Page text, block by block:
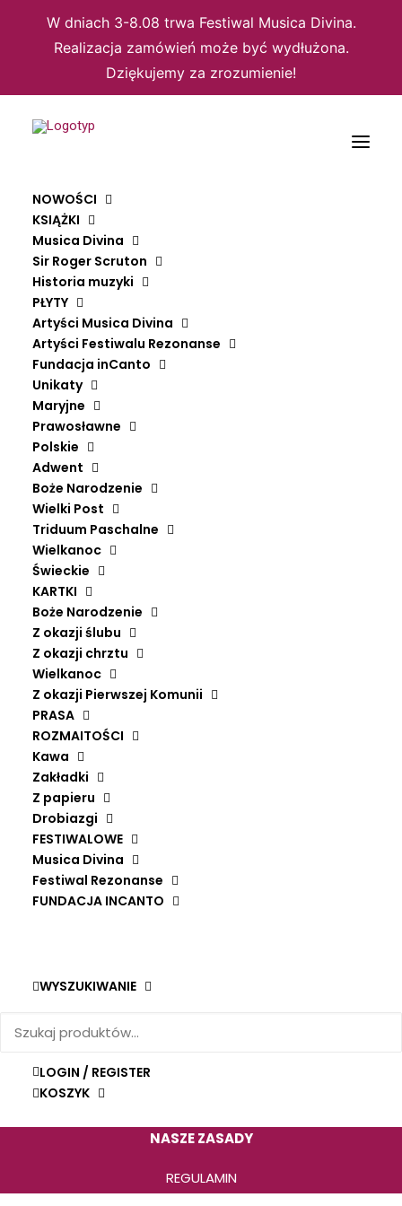
W dniach 3-8.08 trwa Festiwal Musica Divina.
Realizacja zamówień może być wydłużona.
Dziękujemy za zrozumienie!
NOWOŚCI
KSIĄŻKI
Musica Divina
Sir Roger Scruton
Historia muzyki
PŁYTY
Artyści Musica Divina
Artyści Festiwalu Rezonanse
Fundacja inCanto
Unikaty
Maryjne
Prawosławne
Polskie
Adwent
Boże Narodzenie
Wielki Post
Triduum Paschalne
Wielkanoc
Świeckie
KARTKI
Boże Narodzenie
Z okazji ślubu
Z okazji chrztu
Wielkanoc
Z okazji Pierwszej Komunii
PRASA
ROZMAITOŚCI
Kawa
Zakładki
Z papieru
Drobiazgi
FESTIWALOWE
Musica Divina
Festiwal Rezonanse
FUNDACJA INCANTO
WYSZUKIWANIE
LOGIN / REGISTER
KOSZYK
Wygląda na to, że nie możemy znaleźć czego szukasz.
Spróbuj wyszukać ponownie.
31-115 Kraków
dziendobry@zachwyceni.online
ZACHĘCAMY DO ZAKUPÓW PRZEZ STRONĘ
kontakcie telefonicznym.
PŁATNOŚCI OBSŁUGUJE
NASZE ZASADY
REGULAMIN